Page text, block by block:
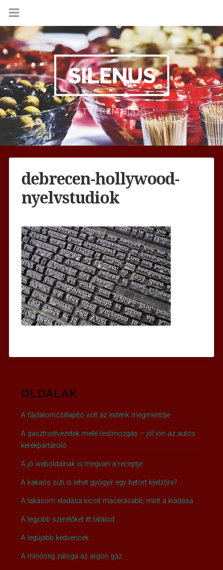
SILENUS
ÉTTEREM BLOG
debrecen-hollywood-
nyelvstudiok
OLDALAK
A fájdalomcsillapító volt az esténk megmentője
A gasztroélvezetek mellé testmozgás – jól jön az autós
kerékpártároló
A jó weboldalnak is megvan a receptje
A kakaós süti is lehet gyógyír egy betört kijelzőre?
A lakásom eladása kicsit macerásabb, mint a kiadása
A legjobb szerelőket itt találod
A legújabb kedvencek
A minőség záloga az argon gáz